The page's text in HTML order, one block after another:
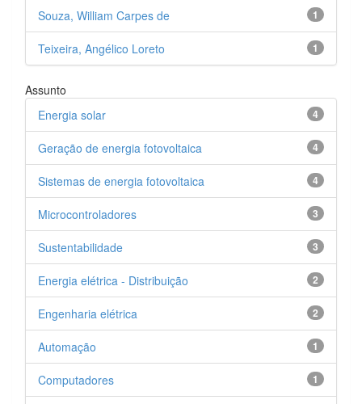
1
Souza, William Carpes de
1
Teixeira, Angélico Loreto
Assunto
4
Energia solar
4
Geração de energia fotovoltaica
4
Sistemas de energia fotovoltaica
3
Microcontroladores
3
Sustentabilidade
2
Energia elétrica - Distribuição
2
Engenharia elétrica
1
Automação
1
Computadores